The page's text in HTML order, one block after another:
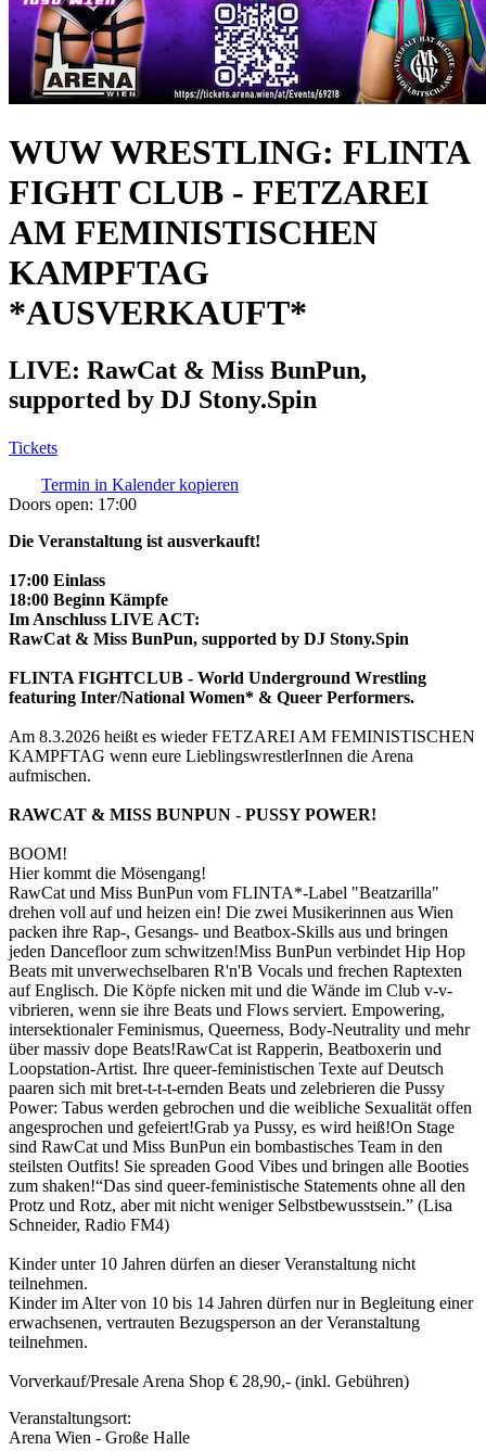
WUW WRESTLING: FLINTA
FIGHT CLUB - FETZAREI
AM FEMINISTISCHEN
KAMPFTAG
*AUSVERKAUFT*
LIVE: RawCat & Miss BunPun,
supported by DJ Stony.Spin
Tickets
Termin in Kalender kopieren
Doors open: 17:00
Die Veranstaltung ist ausverkauft!
17:00 Einlass
18:00 Beginn Kämpfe
Im Anschluss LIVE ACT:
RawCat & Miss BunPun, supported by DJ Stony.Spin
FLINTA FIGHTCLUB - World Underground Wrestling
featuring Inter/National Women* & Queer Performers.
Am 8.3.2026 heißt es wieder FETZAREI AM FEMINISTISCHEN
KAMPFTAG wenn eure LieblingswrestlerInnen die Arena
aufmischen.
RAWCAT & MISS BUNPUN - PUSSY POWER!
BOOM!
Hier kommt die Mösengang!
RawCat und Miss BunPun vom FLINTA*-Label "Beatzarilla"
drehen voll auf und heizen ein! Die zwei Musikerinnen aus Wien
packen ihre Rap-, Gesangs- und Beatbox-Skills aus und bringen
jeden Dancefloor zum schwitzen!Miss BunPun verbindet Hip Hop
Beats mit unverwechselbaren R'n'B Vocals und frechen Raptexten
auf Englisch. Die Köpfe nicken mit und die Wände im Club v-v-
vibrieren, wenn sie ihre Beats und Flows serviert. Empowering,
intersektionaler Feminismus, Queerness, Body-Neutrality und mehr
über massiv dope Beats!RawCat ist Rapperin, Beatboxerin und
Loopstation-Artist. Ihre queer-feministischen Texte auf Deutsch
paaren sich mit bret-t-t-t-ernden Beats und zelebrieren die Pussy
Power: Tabus werden gebrochen und die weibliche Sexualität offen
angesprochen und gefeiert!Grab ya Pussy, es wird heiß!On Stage
sind RawCat und Miss BunPun ein bombastisches Team in den
steilsten Outfits! Sie spreaden Good Vibes und bringen alle Booties
zum shaken!“Das sind queer-feministische Statements ohne all den
Protz und Rotz, aber mit nicht weniger Selbstbewusstsein.” (Lisa
Schneider, Radio FM4)
Kinder unter 10 Jahren dürfen an dieser Veranstaltung nicht
teilnehmen.
Kinder im Alter von 10 bis 14 Jahren dürfen nur in Begleitung einer
erwachsenen, vertrauten Bezugsperson an der Veranstaltung
teilnehmen.
Vorverkauf/Presale Arena Shop € 28,90,- (inkl. Gebühren)
Veranstaltungsort:
Arena Wien - Große Halle